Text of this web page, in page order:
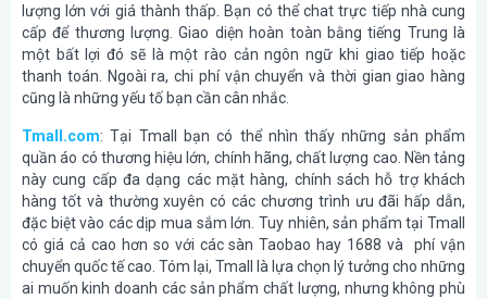
lượng lớn với giá thành thấp. Bạn có thể chat trực tiếp nhà cung
cấp để thương lượng. Giao diện hoàn toàn bằng tiếng Trung là
một bất lợi đó sẽ là một rào cản ngôn ngữ khi giao tiếp hoặc
thanh toán. Ngoài ra, chi phí vận chuyển và thời gian giao hàng
cũng là những yếu tố bạn cần cân nhắc.
Tmall.com: Tại Tmall bạn có thể nhìn thấy những sản phẩm
quần áo có thương hiệu lớn, chính hãng, chất lượng cao. Nền tảng
này cung cấp đa dạng các mặt hàng, chính sách hỗ trợ khách
hàng tốt và thường xuyên có các chương trình ưu đãi hấp dẫn,
đặc biệt vào các dịp mua sắm lớn. Tuy nhiên, sản phẩm tại Tmall
có giá cả cao hơn so với các sàn Taobao hay 1688 và phí vận
chuyển quốc tế cao. Tóm lại, Tmall là lựa chọn lý tưởng cho những
ai muốn kinh doanh các sản phẩm chất lượng, nhưng không phù